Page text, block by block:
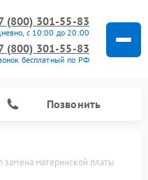
(800) 301-55-83
с 10:00 до 20:00
(800) 301-55-83
бесплатный по РФ
Позвонить
замена материнской платы